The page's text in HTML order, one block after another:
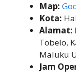
Map:
Kota:
Alamat:
Tobelo,
Maluku
Jam